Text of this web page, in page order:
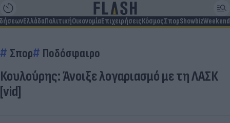
ΕλλάδαΠολιτικήΟικονομίαΕπιχειρήσειςΚόσμοςΣπορShowbizWeekend
Σπορ Ποδόσφαιρο
Κουλούρης: Άνοιξε λογαριασμό με τη ΛΑΣΚ
[vid]